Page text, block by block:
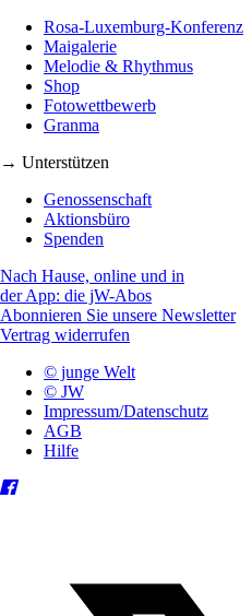
Rosa-Luxemburg-Konferenz
Maigalerie
Melodie & Rhythmus
Shop
Fotowettbewerb
Granma
→ Unterstützen
Genossenschaft
Aktionsbüro
Spenden
Nach Hause, online und in
der App: die jW-Abos
Abonnieren Sie unsere Newsletter
Vertrag widerrufen
© junge Welt
© JW
Impressum/Datenschutz
AGB
Hilfe